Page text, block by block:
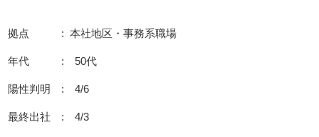
拠点 : 本社地区・事務系職場
年代 : 50代
陽性判明 : 4/6
最終出社 : 4/3